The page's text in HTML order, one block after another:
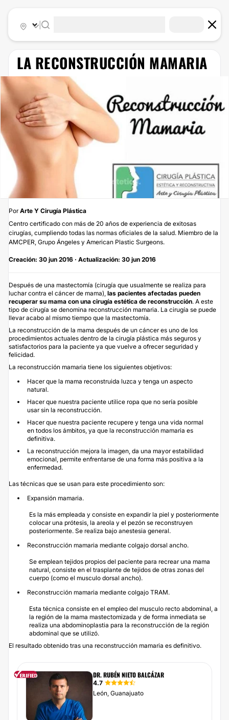
LA RECONSTRUCCIÓN MAMARIA
Por Arte Y Cirugía Plástica
Centro certificado con más de 20 años de experiencia de exitosas
cirugías, cumpliendo todas las normas oficiales de la salud. Miembro de la
AMCPER, Grupo Ángeles y American Plastic Surgeons.
Creación: 30 jun 2016 · Actualización: 30 jun 2016
Después de una mastectomía (cirugía que usualmente se realiza para
luchar contra el cáncer de mama), las pacientes afectadas pueden
recuperar su mama con una cirugía estética de reconstrucción. A este
tipo de cirugía se denomina reconstrucción mamaria. La cirugía se puede
llevar acabo al mismo tiempo que la mastectomía.
La reconstrucción de la mama después de un cáncer es uno de los
procedimientos actuales dentro de la cirugía plástica más seguros y
satisfactorios para la paciente ya que vuelve a ofrecer seguridad y
felicidad.
La reconstrucción mamaria tiene los siguientes objetivos:
Hacer que la mama reconstruida luzca y tenga un aspecto
natural.
Hacer que nuestra paciente utilice ropa que no sería posible
usar sin la reconstrucción.
Hacer que nuestra paciente recupere y tenga una vida normal
en todos los ámbitos, ya que la reconstrucción mamaria es
definitiva.
La reconstrucción mejora la imagen, da una mayor estabilidad
emocional, permite enfrentarse de una forma más positiva a la
enfermedad.
Las técnicas que se usan para este procedimiento son:
Expansión mamaria.
Es la más empleada y consiste en expandir la piel y posteriormente
colocar una prótesis, la areola y el pezón se reconstruyen
posteriormente. Se realiza bajo anestesia general.
Reconstrucción mamaria mediante colgajo dorsal ancho.
Se emplean tejidos propios del paciente para recrear una mama
natural, consiste en el trasplante de tejidos de otras zonas del
cuerpo (como el musculo dorsal ancho).
Reconstrucción mamaria mediante colgajo TRAM.
Esta técnica consiste en el empleo del musculo recto abdominal, a
la región de la mama mastectomizada y de forma inmediata se
realiza una abdominoplastia para la reconstrucción de la región
abdominal que se utilizó.
El resultado obtenido tras una reconstrucción mamaria es definitivo.
DR. RUBÉN NIETO BALCÁZAR
4.7
León, Guanajuato